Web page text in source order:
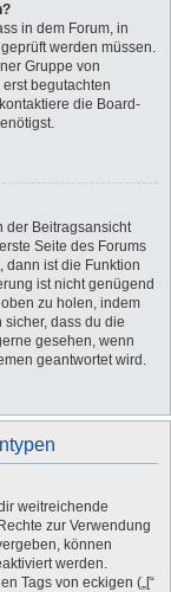
in dem Forum, in
werden müssen.
Gruppe von
begutachten
die Board-
der Beitragsansicht
Seite des Forums
dann ist die Funktion
ist nicht genügend
zu holen, indem
dass du die
gesehen, wenn
geantwortet wird.
weitreichende
zur Verwendung
können
werden.
Tags von eckigen („[“